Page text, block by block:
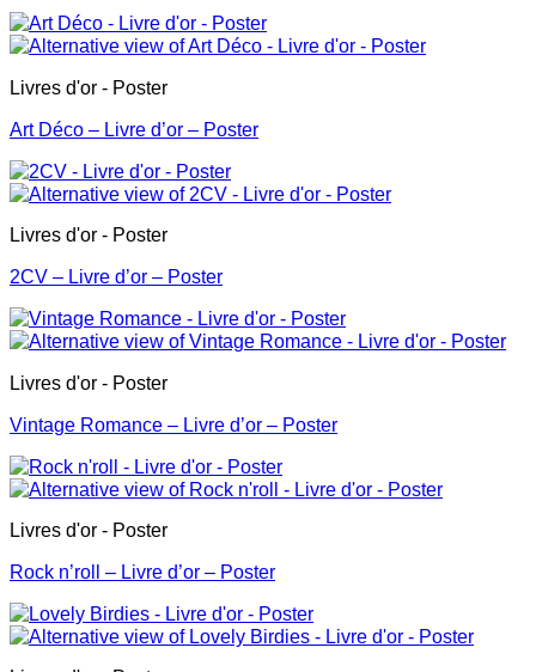
Livres d'or - Poster
Art Déco – Livre d’or – Poster
Livres d'or - Poster
2CV – Livre d’or – Poster
Livres d'or - Poster
Vintage Romance – Livre d’or – Poster
Livres d'or - Poster
Rock n’roll – Livre d’or – Poster